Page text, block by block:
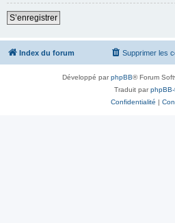
S’enregistrer
Index du forum Supprimer les
Développé parphpBB® Forum
Traduit parphpBB-
Confidentialité |